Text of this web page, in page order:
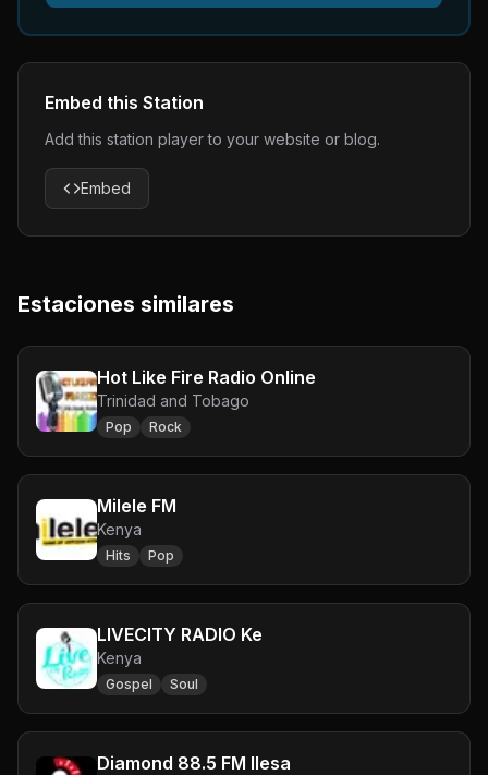
Embed this Station
Add this station player to your website or blog.
Embed
Estaciones similares
Hot Like Fire Radio Online
Trinidad and Tobago
Pop Rock
Milele FM
Kenya
Hits Pop
LIVECITY RADIO Ke
Kenya
Gospel Soul
Diamond 88.5 FM Ilesa